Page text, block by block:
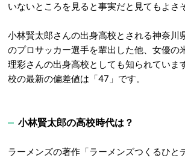
いないところを見ると事実だと見てもよさ
小林賢太郎さんの出身高校とされる神奈川
のプロサッカー選手を輩出した他、女優の
理彩さんの出身高校としても知られていま
校の最新の偏差値は「47」です。
小林賢太郎の高校時代は？
ラーメンズの著作「ラーメンズつくるひと